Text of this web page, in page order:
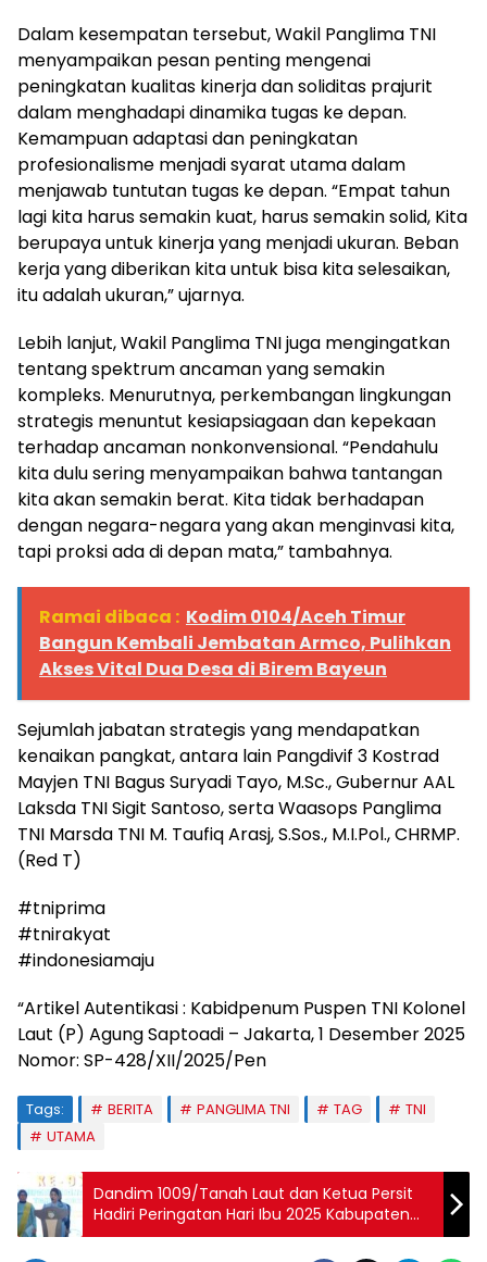
Dalam kesempatan tersebut, Wakil Panglima TNI
menyampaikan pesan penting mengenai
peningkatan kualitas kinerja dan soliditas prajurit
dalam menghadapi dinamika tugas ke depan.
Kemampuan adaptasi dan peningkatan
profesionalisme menjadi syarat utama dalam
menjawab tuntutan tugas ke depan. “Empat tahun
lagi kita harus semakin kuat, harus semakin solid, Kita
berupaya untuk kinerja yang menjadi ukuran. Beban
kerja yang diberikan kita untuk bisa kita selesaikan,
itu adalah ukuran,” ujarnya.
Lebih lanjut, Wakil Panglima TNI juga mengingatkan
tentang spektrum ancaman yang semakin
kompleks. Menurutnya, perkembangan lingkungan
strategis menuntut kesiapsiagaan dan kepekaan
terhadap ancaman nonkonvensional. “Pendahulu
kita dulu sering menyampaikan bahwa tantangan
kita akan semakin berat. Kita tidak berhadapan
dengan negara-negara yang akan menginvasi kita,
tapi proksi ada di depan mata,” tambahnya.
Ramai dibaca : Kodim 0104/Aceh Timur
Bangun Kembali Jembatan Armco, Pulihkan
Akses Vital Dua Desa di Birem Bayeun
Sejumlah jabatan strategis yang mendapatkan
kenaikan pangkat, antara lain Pangdivif 3 Kostrad
Mayjen TNI Bagus Suryadi Tayo, M.Sc., Gubernur AAL
Laksda TNI Sigit Santoso, serta Waasops Panglima
TNI Marsda TNI M. Taufiq Arasj, S.Sos., M.I.Pol., CHRMP.
(Red T)
#tniprima
#tnirakyat
#indonesiamaju
“Artikel Autentikasi : Kabidpenum Puspen TNI Kolonel
Laut (P) Agung Saptoadi – Jakarta, 1 Desember 2025
Nomor: SP-428/XII/2025/Pen
Tags: BERITA PANGLIMA TNI TAG
TNI
UTAMA
Dandim 1009/Tanah Laut dan Ketua Persit
Hadiri Peringatan Hari Ibu 2025 Kabupaten
Tanah Laut